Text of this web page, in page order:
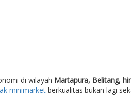
di wilayah Martapura, Belitang,
minimarketberkualitas bukan lagi